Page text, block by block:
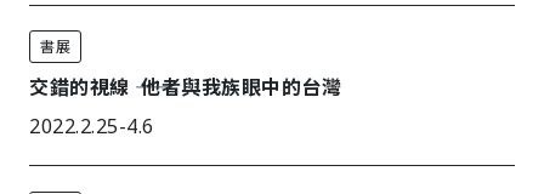
書展
交錯的視線 ―― 他者與我族眼中的台灣
2022.2.25-4.6